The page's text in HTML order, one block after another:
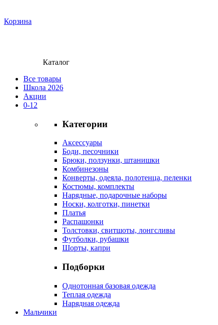
Корзина
Каталог
Все товары
Школа 2026
Акции
0-12
Категории
Аксессуары
Боди, песочники
Брюки, ползунки, штанишки
Комбинезоны
Конверты, одеяла, полотенца, пеленки
Костюмы, комплекты
Нарядные, подарочные наборы
Носки, колготки, пинетки
Платья
Распашонки
Толстовки, свитшоты, лонгсливы
Футболки, рубашки
Шорты, капри
Подборки
Однотонная базовая одежда
Теплая одежда
Нарядная одежда
Мальчики